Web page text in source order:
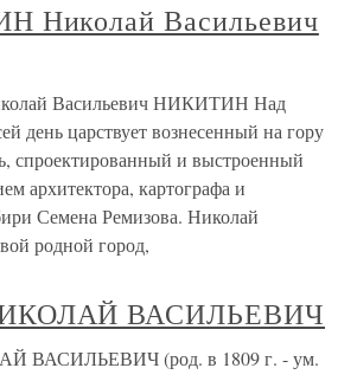
Николай Васильевич
Васильевич НИКИТИН Над
день царствует вознесенный на гору
спроектированный и выстроенный
архитектора, картографа и
Семена Ремизова. Николай
родной город,
ВАСИЛЬЕВИЧ
ВАСИЛЬЕВИЧ (род. в 1809 г. - ум.